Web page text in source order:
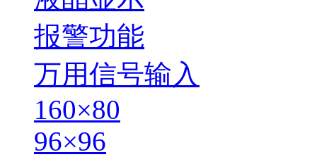
报警功能
万用信号输入
160×80
96×96